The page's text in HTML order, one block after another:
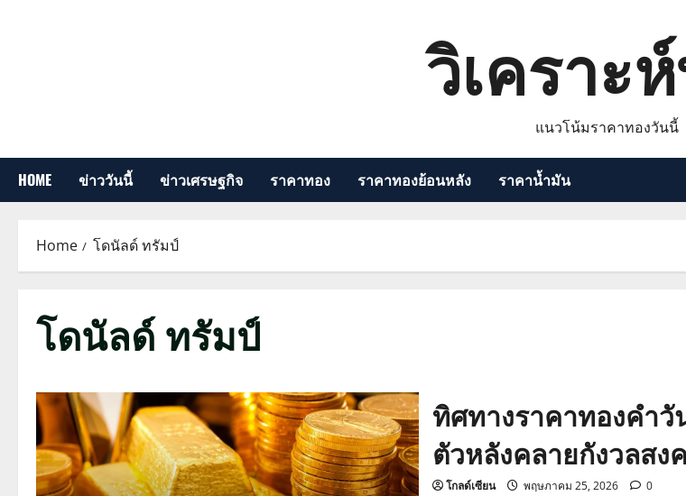
วิเคราะ
แนวโน้มราคาทองวันนี้
HOME ข่าววันนี้ ข่าวเศรษฐกิจ ราคาทอง ราคาทองย้อนหลัง ราคาน้ำมัน
Home โดนัลด์ ทรัมป์
โดนัลด์ ทรัมป์
ทิศทางราคาทองคำ
ตัวหลังคลายกังวลสง
โกลด์เซียน พฤษภาคม 25, 2026 0